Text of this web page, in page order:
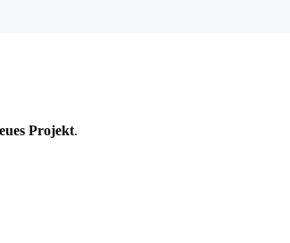
Projekt.